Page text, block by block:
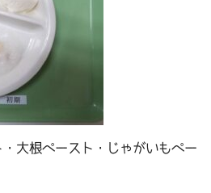
大根ペースト・じゃがいもペー